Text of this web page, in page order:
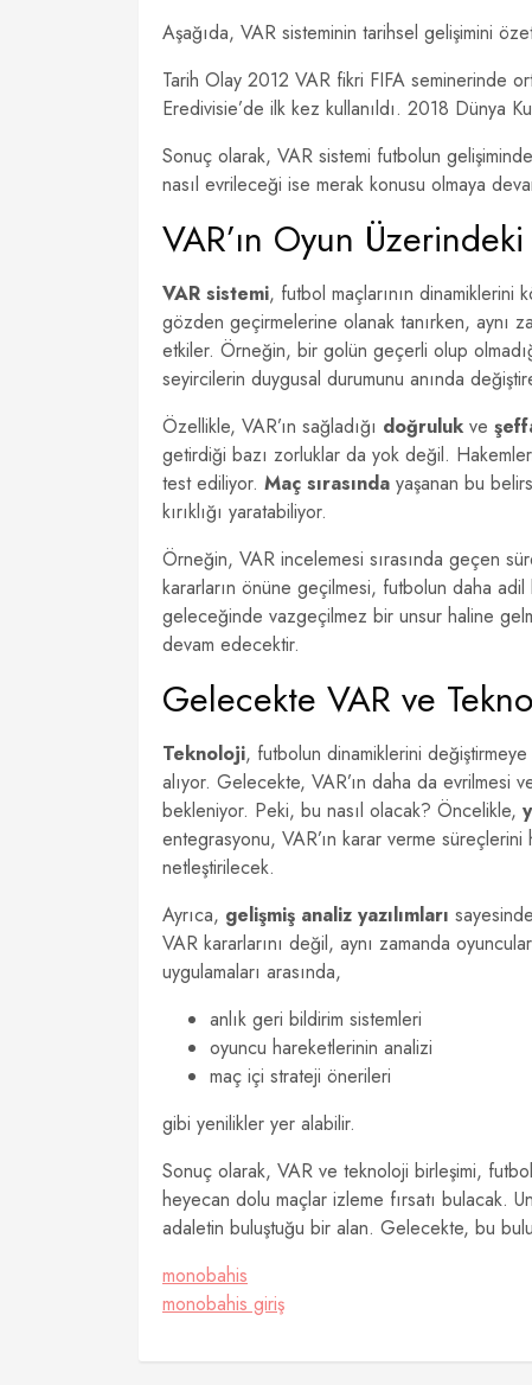
Aşağıda, VAR sisteminin tarihsel gelişimini
Tarih Olay 2012 VAR fikri FIFA seminerinde
Eredivisie’de ilk kez kullanıldı. 2018 Dünya
Sonuç olarak, VAR sistemi futbolun
nasıl evrileceği ise merak konusu olmaya
VAR’ın Oyun
VAR sistemi, futbol maçlarının dinamiklerini
gözden geçirmelerine olanak tanırken, aynı
etkiler. Örneğin, bir golün geçerli olup
seyircilerin duygusal durumunu anında
Özellikle, VAR’ın sağladığı doğruluk ve
getirdiği bazı zorluklar da yok değil.
test ediliyor. Maç sırasında yaşanan bu
kırıklığı yaratabiliyor.
Örneğin, VAR incelemesi sırasında geçen
kararların önüne geçilmesi, futbolun daha adil
geleceğinde vazgeçilmez bir unsur haline
devam edecektir.
Gelecekte VAR ve
Teknoloji, futbolun dinamiklerini
alıyor. Gelecekte, VAR’ın daha da evrilmesi
bekleniyor. Peki, bu nasıl olacak? Öncelikle,
entegrasyonu, VAR’ın karar verme
netleştirilecek.
Ayrıca, gelişmiş analiz yazılımları
VAR kararlarını değil, aynı zamanda
uygulamaları arasında,
anlık geri bildirim sistemleri
oyuncu hareketlerinin analizi
maç içi strateji önerileri
gibi yenilikler yer alabilir.
Sonuç olarak, VAR ve teknoloji birleşimi,
heyecan dolu maçlar izleme fırsatı bulacak.
adaletin buluştuğu bir alan. Gelecekte, bu
monobahis
monobahis giriş